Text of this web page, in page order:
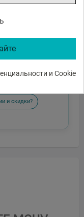
и Cookie
и скидки?